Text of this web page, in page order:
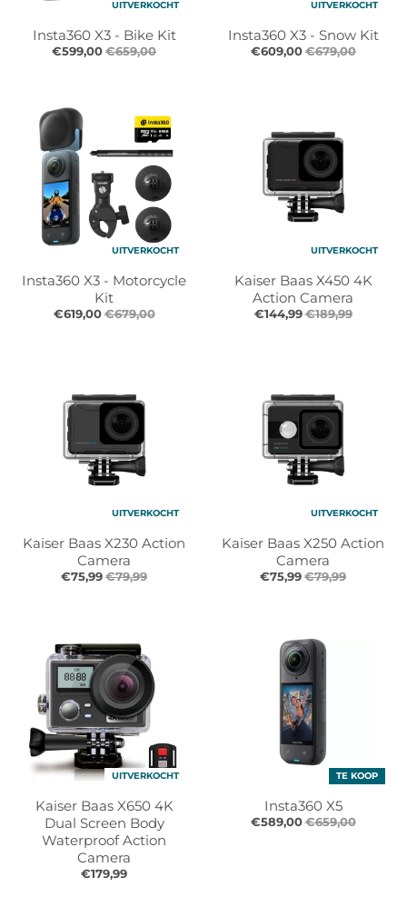
.
g
e
a
l
.
l
a
n
u
a
r
o
p
_
l
l
l
.
g
r
a
l
.
c
u
r
e
n
r
p
d
w
_
l
UITVERKOCHT
Insta360 X3 - Bike Kit
€599,00€659,00
UITVERKOCHT
Insta360 X3 - Snow Kit
€609,00€679,00
UITVERKOCHT
Insta360 X3 - Motorcycle
Kit
€619,00€679,00
UITVERKOCHT
Kaiser Baas X450 4K
Action Camera
€144,99€189,99
UITVERKOCHT
Kaiser Baas X230 Action
Camera
€75,99€79,99
UITVERKOCHT
Kaiser Baas X250 Action
Camera
€75,99€79,99
UITVERKOCHT
Kaiser Baas X650 4K
Dual Screen Body
Waterproof Action
Camera
€179,99
TE KOOP
Insta360 X5
€589,00€659,00